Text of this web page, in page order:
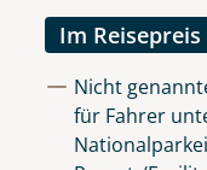
Im
Nicht
für Fahrer